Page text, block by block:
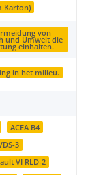
Karton)
von
und Umwelt die
einhalten.
in het milieu.
ACEA B4
3
VI RLD-2